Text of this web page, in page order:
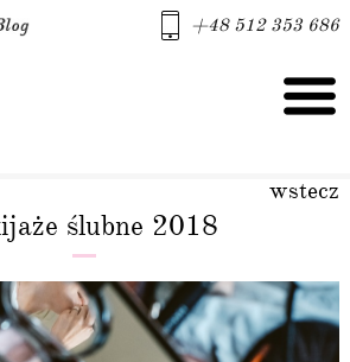
+48 512 353 686
wstecz
ślubne 2018